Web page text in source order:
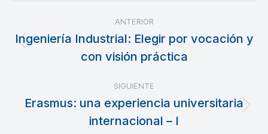
Navegación
entre
publicaciones
ANTERIOR
Publicación
anterior:
Ingeniería Industrial: Elegir por vocación y
con visión práctica
SIGUIENTE
siguiente:
Erasmus: una experiencia universitaria
internacional – I